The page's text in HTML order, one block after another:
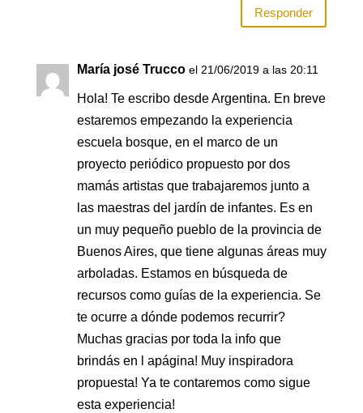
Responder
María josé Trucco el 21/06/2019 a las 20:11
Hola! Te escribo desde Argentina. En breve
estaremos empezando la experiencia
escuela bosque, en el marco de un
proyecto periódico propuesto por dos
mamás artistas que trabajaremos junto a
las maestras del jardín de infantes. Es en
un muy pequeño pueblo de la provincia de
Buenos Aires, que tiene algunas áreas muy
arboladas. Estamos en búsqueda de
recursos como guías de la experiencia. Se
te ocurre a dónde podemos recurrir?
Muchas gracias por toda la info que
brindás en l apágina! Muy inspiradora
propuesta! Ya te contaremos como sigue
esta experiencia!